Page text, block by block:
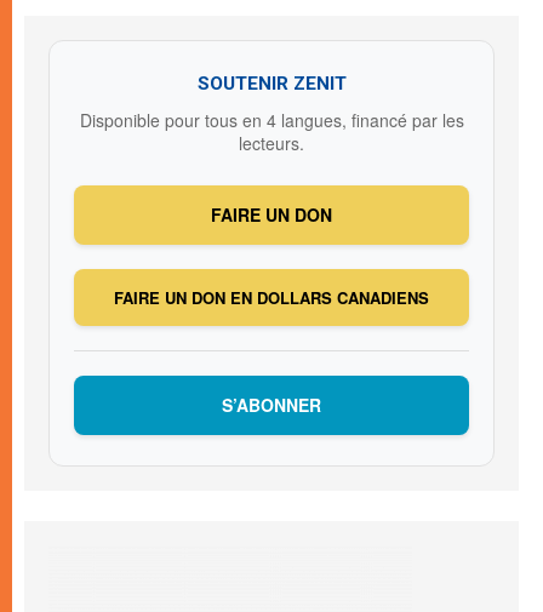
SOUTENIR ZENIT
Disponible pour tous en 4 langues, financé par les
lecteurs.
FAIRE UN DON
FAIRE UN DON EN DOLLARS CANADIENS
S’ABONNER